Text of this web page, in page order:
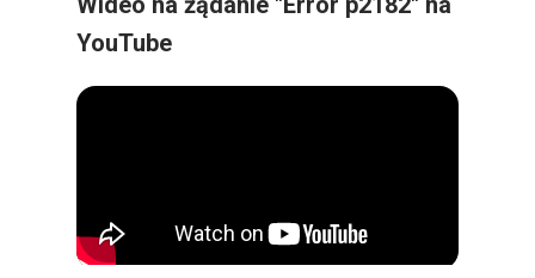
YouTube